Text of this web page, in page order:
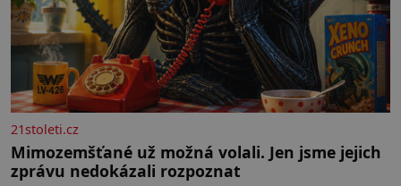
21stoleti.cz
Mimozemšťané už možná volali. Jen jsme jejich
zprávu nedokázali rozpoznat